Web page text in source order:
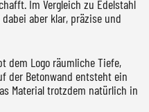
Im Vergleich zu Edelstahl
aber klar, präzise und
dem Logo räumliche Tiefe,
der Betonwand entsteht ein
Material trotzdem natürlich in